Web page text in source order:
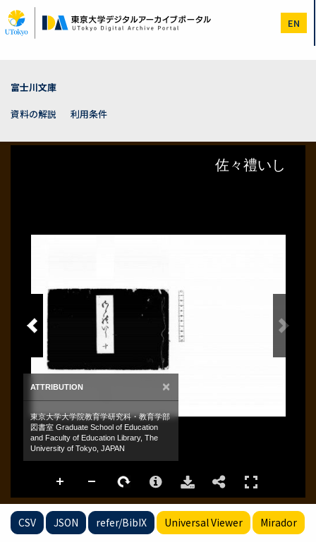
イ
ン
EN
富士川文庫
資料の解説
利用条件
CSV JSON refer/BibIX Universal Viewer Mirador